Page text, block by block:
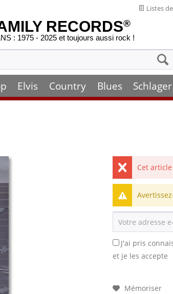
Listes
RECORDS®
: 1975 - 2025 et toujours aussi rock !
Elvis Country Blues Schlager
Cet
J'ai pris
et je les accepte
Mémoriser